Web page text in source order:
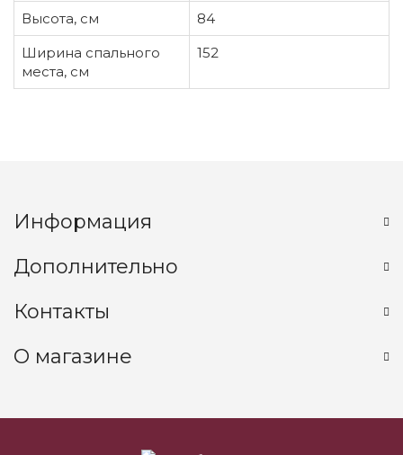
Высота, см
84
Ширина спального
места, см
152
Информация
Дополнительно
Контакты
О магазине